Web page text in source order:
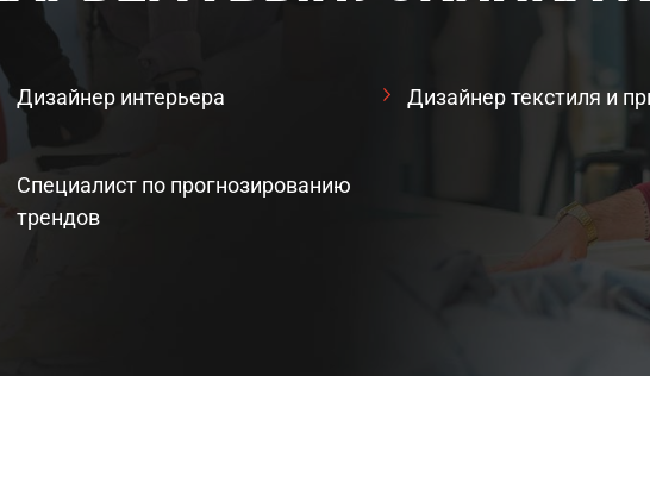
Дизайнер интерьера Дизайнер текстиля и
Специалист по прогнозированию
трендов